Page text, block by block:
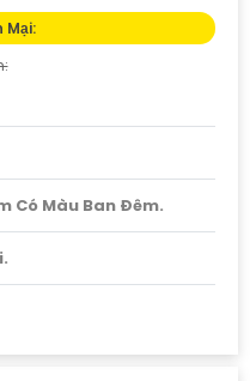
Mại:
Có Màu Ban Ðêm.